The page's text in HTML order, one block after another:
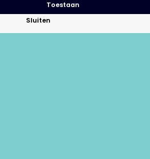
Toestaan
Sluiten